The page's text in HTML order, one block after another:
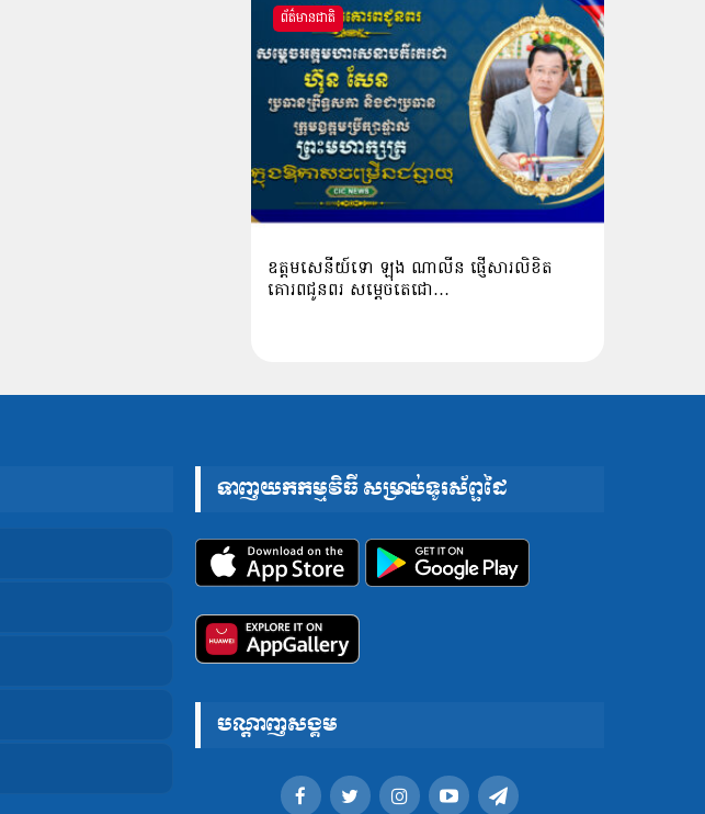
ព័ត៌មានជាតិ
ឧត្ដមសេនីយ៍ទោ ឡុង ណាលីន ផ្ញើសារលិខិត
គោរពជូនពរ សម្ដេចតេជោ…
ទាញយកកម្មវិធី សម្រាប់ទូរស័ព្ទដៃ
បណ្តាញសង្គម